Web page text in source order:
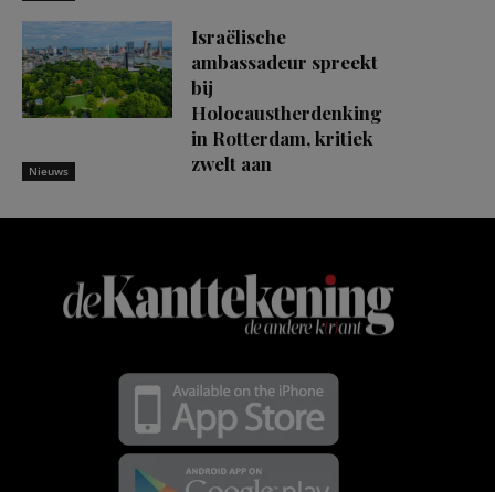
Nieuws
Israëlische
ambassadeur spreekt
bij
Holocaustherdenking
in Rotterdam, kritiek
zwelt aan